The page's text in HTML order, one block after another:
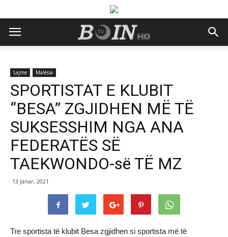
Lajme Malësia
SPORTISTAT E KLUBIT
“BESA” ZGJIDHEN MË TË
SUKSESSHIM NGA ANA
FEDERATËS SË
TAEKWONDO-së TË MZ
13 Janar, 2021
Tre sportista të klubit Besa zgjidhen si sportista më të